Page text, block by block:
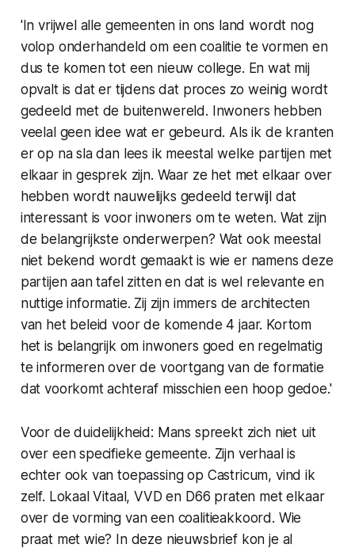
'In vrijwel alle gemeenten in ons land wordt nog
volop onderhandeld om een coalitie te vormen en
dus te komen tot een nieuw college. En wat mij
opvalt is dat er tijdens dat proces zo weinig wordt
gedeeld met de buitenwereld. Inwoners hebben
veelal geen idee wat er gebeurd. Als ik de kranten
er op na sla dan lees ik meestal welke partijen met
elkaar in gesprek zijn. Waar ze het met elkaar over
hebben wordt nauwelijks gedeeld terwijl dat
interessant is voor inwoners om te weten. Wat zijn
de belangrijkste onderwerpen? Wat ook meestal
niet bekend wordt gemaakt is wie er namens deze
partijen aan tafel zitten en dat is wel relevante en
nuttige informatie. Zij zijn immers de architecten
van het beleid voor de komende 4 jaar. Kortom
het is belangrijk om inwoners goed en regelmatig
te informeren over de voortgang van de formatie
dat voorkomt achteraf misschien een hoop gedoe.'
Voor de duidelijkheid: Mans spreekt zich niet uit
over een specifieke gemeente. Zijn verhaal is
echter ook van toepassing op Castricum, vind ik
zelf. Lokaal Vitaal, VVD en D66 praten met elkaar
over de vorming van een coalitieakkoord. Wie
praat met wie? In deze nieuwsbrief kon je al